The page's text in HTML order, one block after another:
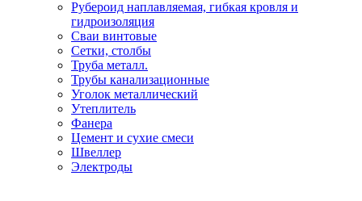
Рубероид наплавляемая, гибкая кровля и
гидроизоляция
Сваи винтовые
Сетки, столбы
Труба металл.
Трубы канализационные
Уголок металлический
Утеплитель
Фанера
Цемент и сухие смеси
Швеллер
Электроды